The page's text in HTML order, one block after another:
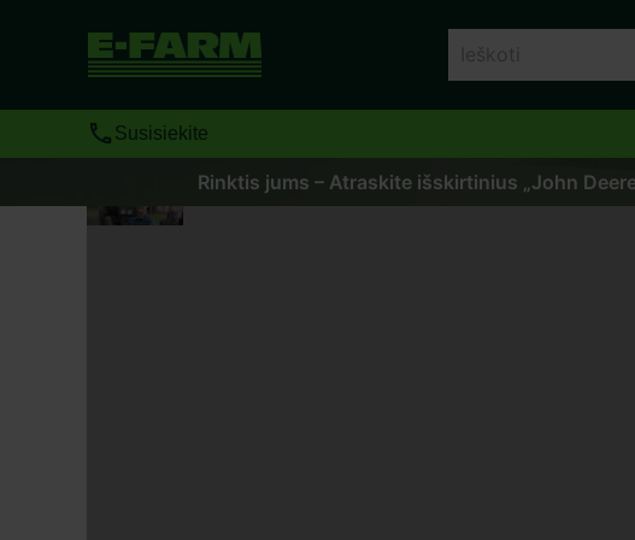
Susisiekite
Rinktis jums – Atraskite išskirtinius „John